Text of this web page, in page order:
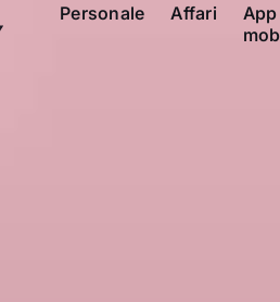
Personale Affari
App